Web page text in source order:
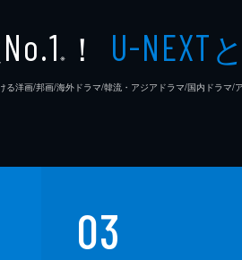
No.1 ※ ！ U-NEXT
洋画/邦画/海外ドラマ/韓流・アジアドラマ/国内ドラマ/
03